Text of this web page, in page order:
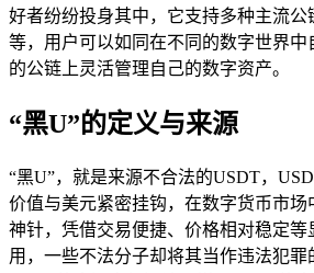
好者纷纷投身其中，它支持多种主流公
等，用户可以如同在不同的数字世界中
的公链上灵活管理自己的数字资产。
“黑U”的定义与来源
“黑U”，就是来源不合法的USDT，
价值与美元紧密挂钩，在数字货币市
神针，凭借交易便捷、价格相对稳定等
用，一些不法分子却将其当作违法犯罪